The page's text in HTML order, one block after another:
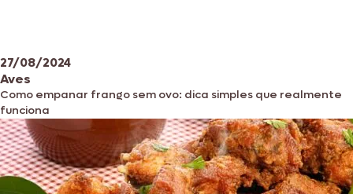
27/08/2024
Aves
Como empanar frango sem ovo: dica simples que realmente
funciona